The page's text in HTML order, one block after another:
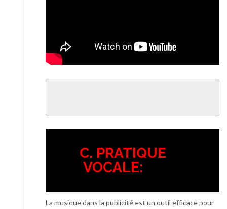
C. PRATIQUE
VOCALE:
La musique dans la publicité est un outil efficace pour